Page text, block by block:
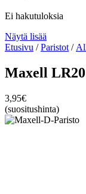
Ei hakutuloksia
Näytä lisää
Etusivu /Paristot /
Maxell
3,95€
(suositushinta)